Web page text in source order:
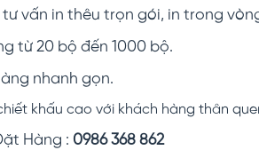
vấn in thêu trọn gói, in trong
từ 20 bộ đến 1000 bộ.
nhanh gọn.
khấu cao với khách hàng thân
Hàng : 0986 368 862